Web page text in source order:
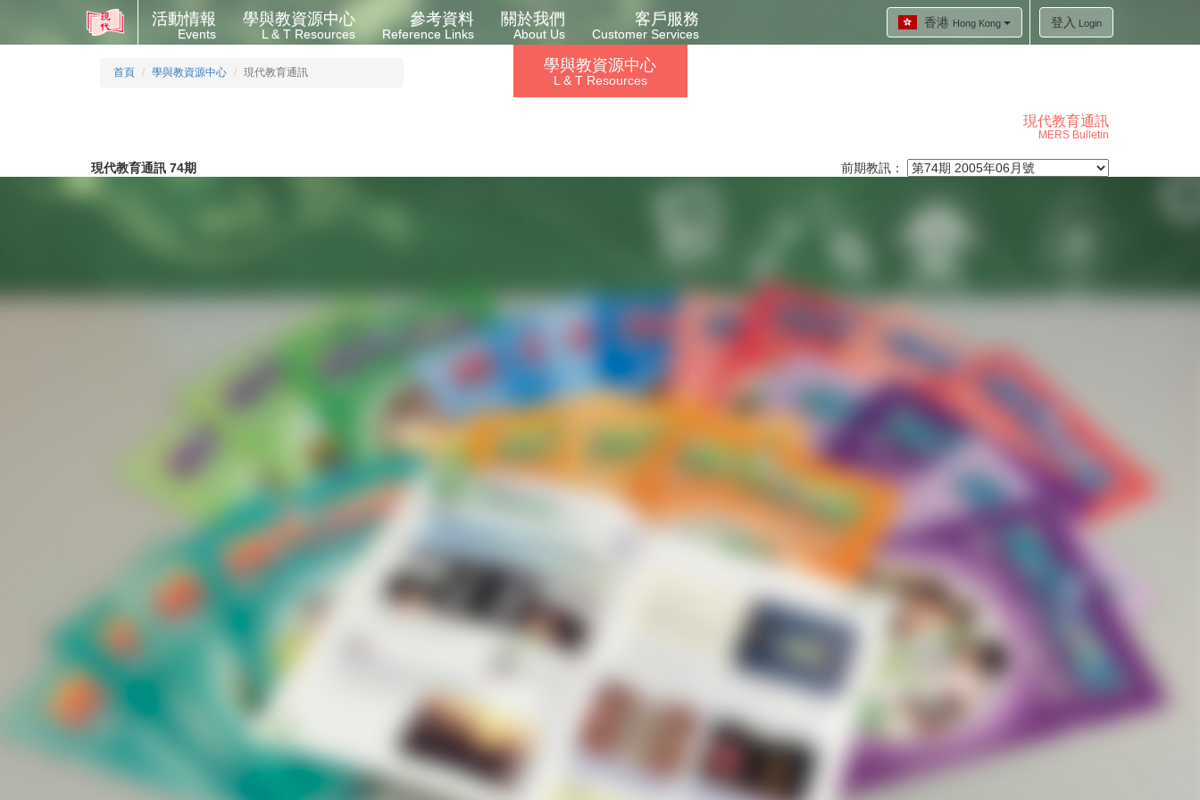
香港 Hong Kong 登入 Login
活動情報
Events
學與教資源中心
L & T Resources
參考資料
Reference Links
關於我們
About Us
客戶服務
Customer Services
首頁 學與教資源中心 現代教育通訊 學與教資源中心
L & T Resources
現代教育通訊
MERS Bulletin
現代教育通訊 74期 前期教訊：